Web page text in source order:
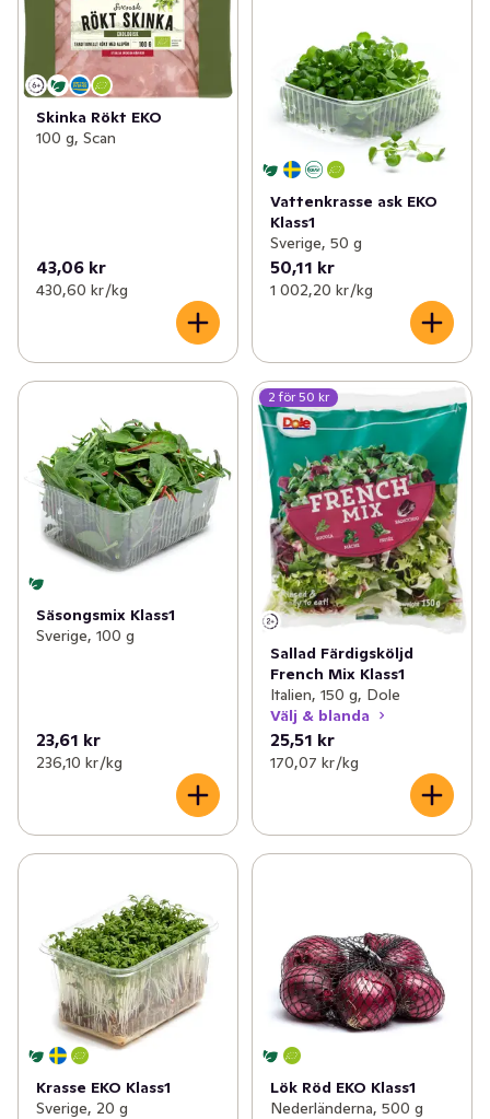
Skinka Rökt EKO
100 g, Scan
43,06 kr
430,60 kr /kg
Vattenkrasse ask EKO
Klass1
Sverige, 50 g
50,11 kr
1 002,20 kr /kg
Säsongsmix Klass1
Sverige, 100 g
23,61 kr
236,10 kr /kg
2 för 50 kr
Sallad Färdigsköljd
French Mix Klass1
Italien, 150 g, Dole
Välj & blanda
25,51 kr
170,07 kr /kg
Krasse EKO Klass1
Sverige, 20 g
Lök Röd EKO Klass1
Nederländerna, 500 g